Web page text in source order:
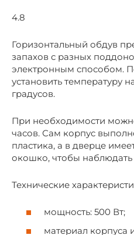
4.8
Горизонтальный обдув
запахов с разных
электронным способом.
установить температуру
градусов.
При необходимости
часов. Сам корпус
пластика, а в дверце
окошко, чтобы
Технические
мощность: 500 Вт;
материал корпуса